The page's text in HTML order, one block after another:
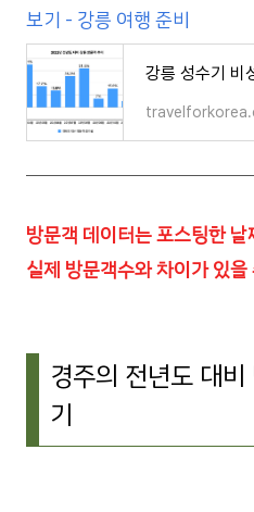
보기 - 강릉 여행 준비
방문객 데이터는 포스팅한
실제 방문객수와 차이가 있
경주의 전년도 대
기